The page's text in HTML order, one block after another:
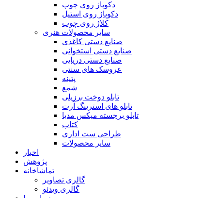
دکوپاژ روی چوب
دکوپاژ روی استیل
کلاژ روی چوب
سایر محصولات هنری
صنایع دستی کاغذی
صنایع دستی استخوانی
صنایع دستی دریایی
عروسک های سنتی
پتینه
شمع
تابلو دوخت برزیلی
تابلو های استرینگ آرت
تابلو برجسته میکس مدیا
کتاب
طراحی ست اداری
سایر محصولات
اخبار
پژوهش
تماشاخانه
گالری تصاویر
گالری ویدئو